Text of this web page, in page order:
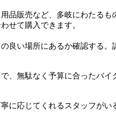
販売など、多岐にわたる
せて購入できます。
い場所にあるか確認する
無駄なく予算に合ったバ
応じてくれるスタッフが